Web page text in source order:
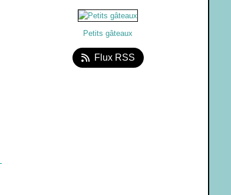
Petits gâteaux
Flux RSS